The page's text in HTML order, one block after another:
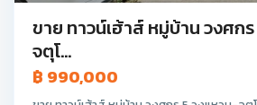
ขาย ทาวน์เฮ้าส์ หมู่บ้าน วงศก
จตุโ...
฿ 990,000